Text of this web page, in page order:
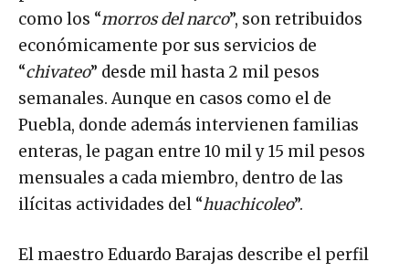
como los “morros del narco”, son retribuidos
económicamente por sus servicios de
“chivateo” desde mil hasta 2 mil pesos
semanales. Aunque en casos como el de
Puebla, donde además intervienen familias
enteras, le pagan entre 10 mil y 15 mil pesos
mensuales a cada miembro, dentro de las
ilícitas actividades del “huachicoleo”.
El maestro Eduardo Barajas describe el perfil